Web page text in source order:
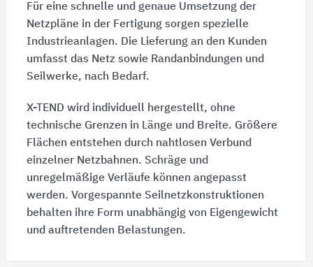
Für eine schnelle und genaue Umsetzung der
Netzpläne in der Fertigung sorgen spezielle
Industrieanlagen. Die Lieferung an den Kunden
umfasst das Netz sowie Randanbindungen und
Seilwerke, nach Bedarf.
X-TEND wird individuell hergestellt, ohne
technische Grenzen in Länge und Breite. Größere
Flächen entstehen durch nahtlosen Verbund
einzelner Netzbahnen. Schräge und
unregelmäßige Verläufe können angepasst
werden. Vorgespannte Seilnetzkonstruktionen
behalten ihre Form unabhängig von Eigengewicht
und auftretenden Belastungen.